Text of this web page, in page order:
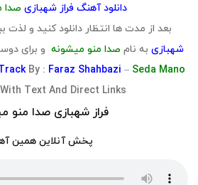
دانلود آهنگ فراز شهبازی صدا
بعد از مدت ها انتظار دانلود کنید و لذت
شهبازی به نام صدا منو میشونه و برای
By : Faraz Shahbazi – Seda Mano
With Text And Direct Links
فراز شهبازی صدا منو
پخش آنلاین همین